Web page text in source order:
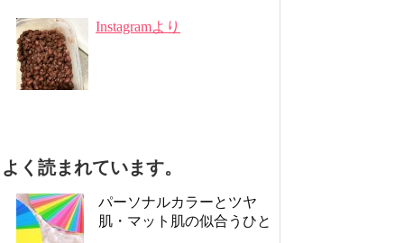
Instagramより
よく読まれています。
パーソナルカラーとツヤ
肌・マット肌の似合うひと